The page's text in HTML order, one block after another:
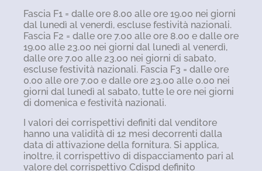
Fascia F1 = dalle ore 8.00 alle ore 19.00 nei giorni
dal lunedì al venerdì, escluse festività nazionali.
Fascia F2 = dalle ore 7.00 alle ore 8.00 e dalle ore
19.00 alle 23.00 nei giorni dal lunedì al venerdì,
dalle ore 7.00 alle 23.00 nei giorni di sabato,
escluse festività nazionali. Fascia F3 = dalle ore
0.00 alle ore 7.00 e dalle ore 23.00 alle 0.00 nei
giorni dal lunedì al sabato, tutte le ore nei giorni
di domenica e festività nazionali.
I valori dei corrispettivi definiti dal venditore
hanno una validità di 12 mesi decorrenti dalla
data di attivazione della fornitura. Si applica,
inoltre, il corrispettivo di dispacciamento pari al
valore del corrispettivo Cdispd definito